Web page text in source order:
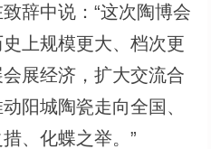
辞中说：“这次陶博会
上规模更大、档次更
展经济，扩大交流合
阳城陶瓷走向全国、
、化蝶之举。”